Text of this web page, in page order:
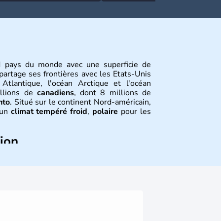
du monde avec une superficie de
ses frontières avec les Etats-Unis
l'océan Arctique et l'océan
de canadiens, dont 8 millions de
. Situé sur le continent Nord-américain,
climat tempéré froid, polaire pour les